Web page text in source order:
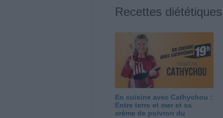
Recettes diététiques
En cuisine avec Cathychou :
Entre terre et mer et sa
crème de poivron du